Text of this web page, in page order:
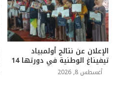
الإعلان عن نتائج أولمبياد
تيفيناغ الوطنية في دورتها 14
أغسطس 8, 2026